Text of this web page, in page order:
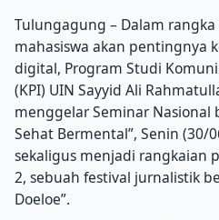
Tulungagung – Dalam
mahasiswa akan pentingnya
digital, Program Studi
(KPI) UIN Sayyid Ali
menggelar Seminar Nasional
Sehat Bermental”, Senin (30/
sekaligus menjadi rangkaian
2, sebuah festival jurnalistik
Doeloe”.